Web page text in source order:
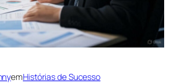
emHistórias de Sucesso